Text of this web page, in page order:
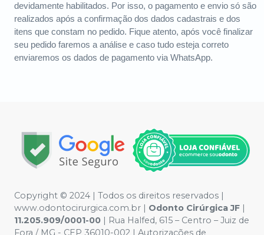
devidamente habilitados. Por isso, o pagamento e envio só são
realizados após a confirmação dos dados cadastrais e dos
itens que constam no pedido. Fique atento, após você finalizar
seu pedido faremos a análise e caso tudo esteja correto
enviaremos os dados de pagamento via WhatsApp.
Copyright © 2024 | Todos os direitos reservados |
www.odontocirurgica.com.br | Odonto Cirúrgica JF |
11.205.909/0001-00 | Rua Halfed, 615 – Centro – Juiz de
Fora / MG - CEP 36010-002 | Autorizações de